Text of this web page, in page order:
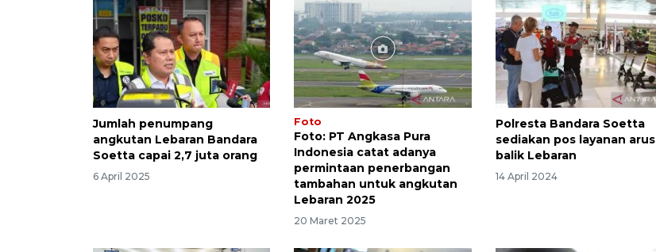
Jumlah penumpang
angkutan Lebaran Bandara
Soetta capai 2,7 juta orang
6 April 2025
Foto
Foto: PT Angkasa Pura
Indonesia catat adanya
permintaan penerbangan
tambahan untuk angkutan
Lebaran 2025
20 Maret 2025
Polresta Bandara Soetta
sediakan pos layanan arus
balik Lebaran
14 April 2024